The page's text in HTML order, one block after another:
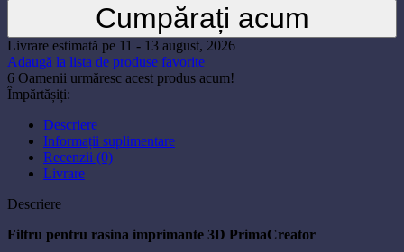
Cumpărați acum
Livrare estimată pe 11 - 13 august, 2026
Adaugă la lista de produse favorite
6 Oamenii urmăresc acest produs acum!
Împărtășiți:
Descriere
Informații suplimentare
Recenzii (0)
Livrare
Descriere
Filtru pentru rasina imprimante 3D PrimaCreator